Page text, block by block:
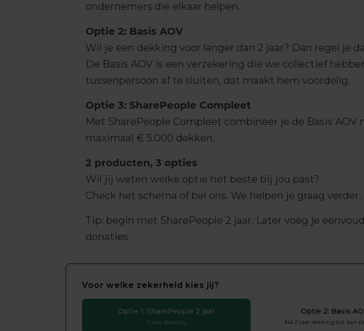
ondernemers die elkaar helpen.
Optie 2: Basis AOV
Wil je een dekking voor langer dan 2 jaar? Dan regel je
De Basis AOV is een verzekering die we collectief
tussenpersoon af te sluiten, dat maakt hem voordelig.
Optie 3: SharePeople Compleet
Met SharePeople Compleet combineer je de Basis
maximaal € 5.000 dekken.
2 producten, 3 opties
Wil jij weten welke optie het beste bij jou past?
Check het schema of bel ons. We helpen je graag verder.
Tip: begin met SharePeople 2 jaar. Later voeg je
donaties.
Voor welke zekerheid kies jij?
Optie 1: SharePeople 2 jaar
2 jaar dekking
Optie 2: Basis
Na 2 jaar dekking tot aan